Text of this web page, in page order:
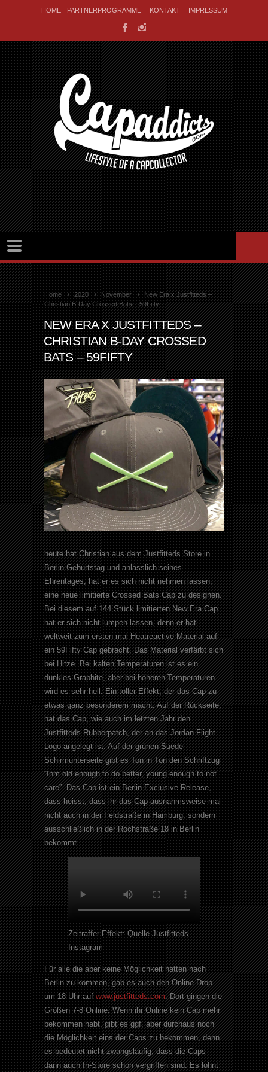
HOME PARTNERPROGRAMME KONTAKT IMPRESSUM
Home 2020 November
New Era x Justfitteds –
Christian B-Day Crossed Bats – 59Fifty
NEW ERA X JUSTFITTEDS –
CHRISTIAN B-DAY CROSSED
BATS – 59FIFTY
heute hat Christian aus dem Justfitteds Store in
Berlin Geburtstag und anlässlich seines
Ehrentages, hat er es sich nicht nehmen lassen,
eine neue limitierte Crossed Bats Cap zu designen.
Bei diesem auf 144 Stück limitierten New Era Cap
hat er sich nicht lumpen lassen, denn er hat
weltweit zum ersten mal Heatreactive Material auf
ein 59Fifty Cap gebracht. Das Material verfärbt sich
bei Hitze. Bei kalten Temperaturen ist es ein
dunkles Graphite, aber bei höheren Temperaturen
wird es sehr hell. Ein toller Effekt, der das Cap zu
etwas ganz besonderem macht. Auf der Rückseite,
hat das Cap, wie auch im letzten Jahr den
Justfitteds Rubberpatch, der an das Jordan Flight
Logo angelegt ist. Auf der grünen Suede
Schirmunterseite gibt es Ton in Ton den Schriftzug
“Ihm old enough to do better, young enough to not
care”. Das Cap ist ein Berlin Exclusive Release,
dass heisst, dass ihr das Cap ausnahmsweise mal
nicht auch in der Feldstraße in Hamburg, sondern
ausschließlich in der Rochstraße 18 in Berlin
bekommt.
Zeitraffer Effekt: Quelle Justfitteds
Instagram
Für alle die aber keine Möglichkeit hatten nach
Berlin zu kommen, gab es auch den Online-Drop
um 18 Uhr aufwww.justfitteds.com. Dort gingen die
Größen 7-8 Online. Wenn ihr Online kein Cap mehr
bekommen habt, gibt es ggf. aber durchaus noch
die Möglichkeit eins der Caps zu bekommen, denn
es bedeutet nicht zwangsläufig, dass die Caps
dann auch In-Store schon vergriffen sind. Es lohnt